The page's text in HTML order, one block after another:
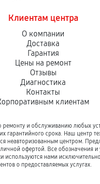
Клиентам центра
О компании
Доставка
Гарантия
Цены на ремонт
Отзывы
Диагностика
Контакты
клиентам
ремонту и обслуживанию любых
гарантийного срока. Наш центр
неавторизованным центром.
офертой. Все обозначения
используются нами
о предоставляемых услугах.